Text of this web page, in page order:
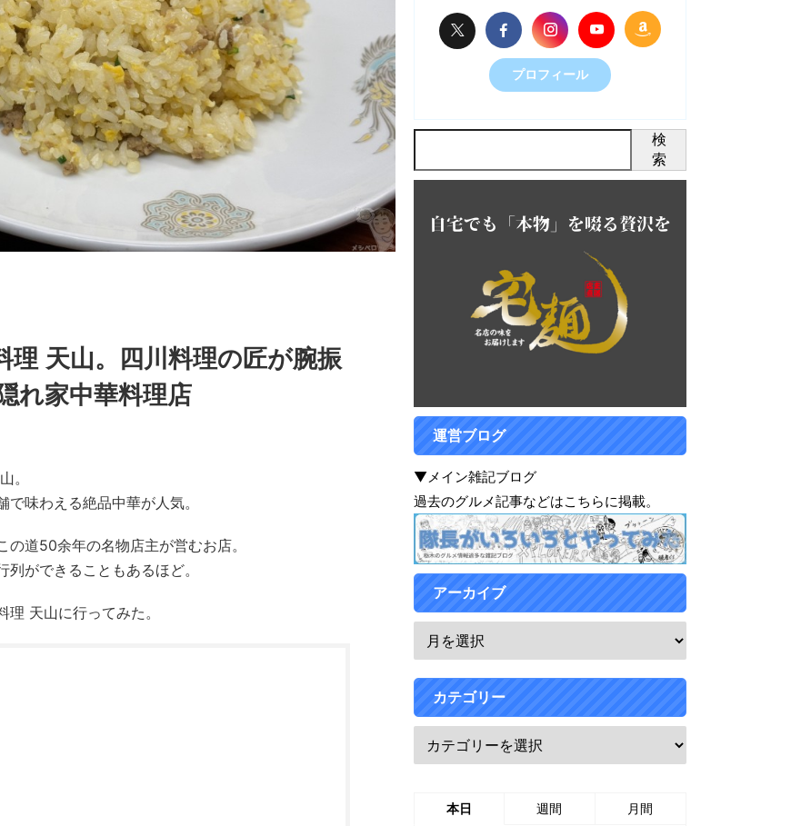
理 天山。四川料理の匠が腕振
れ家中華料理店
。
味わえる絶品中華が人気。
道50余年の名物店主が営むお店。
ができることもあるほど。
天山に行ってみた。
プロフィール
検
索
運営ブログ
▼メイン雑記ブログ
過去のグルメ記事などはこちらに掲載。
アーカイブ
カテゴリー
本日 週間 月間